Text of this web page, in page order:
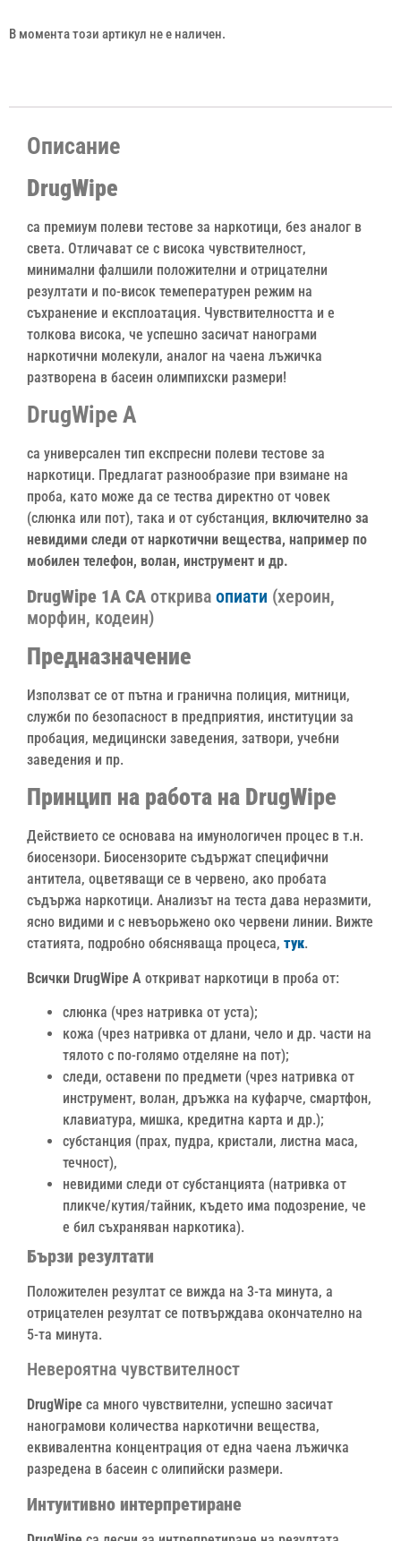
В момента този артикул не е наличен.
Описание
DrugWipe
са премиум полеви тестове за наркотици, без аналог в
света. Отличават се с висока чувствителност,
минимални фалшили положителни и отрицателни
резултати и по-висок темепературен режим на
съхранение и експлоатация. Чувствителността и е
толкова висока, че успешно засичат нанограми
наркотични молекули, аналог на чаена лъжичка
разтворена в басеин олимпихски размери!
DrugWipe А
са универсален тип експресни полеви тестове за
наркотици. Предлагат разнообразие при взимане на
проба, като може да се тества директно от човек
(слюнка или пот), така и от субстанция, включително за
невидими следи от наркотични вещества, например по
мобилен телефон, волан, инструмент и др.
DrugWipe 1А CA открива опиати (хероин,
морфин, кодеин)
Предназначение
Използват се от пътна и гранична полиция, митници,
служби по безопасност в предприятия, институции за
пробация, медицински заведения, затвори, учебни
заведения и пр.
Принцип на работа на DrugWipe
Действието се основава на имунологичен процес в т.н.
биосензори. Биосензорите съдържат специфични
антитела, оцветяващи се в червено, ако пробата
съдържа наркотици. Анализът на теста дава неразмити,
ясно видими и с невъорьжено око червени линии. Вижте
статията, подробно обясняваща процеса, тук.
Всички DrugWipe А откриват наркотици в проба от:
слюнка (чрез натривка от уста);
кожа (чрез натривка от длани, чело и др. части на
тялото с по-голямо отделяне на пот);
следи, оставени по предмети (чрез натривка от
инструмент, волан, дръжка на куфарче, смартфон,
клавиатура, мишка, кредитна карта и др.);
субстанция (прах, пудра, кристали, листна маса,
течност),
невидими следи от субстанцията (натривка от
пликче/кутия/тайник, където има подозрение, че
е бил съхраняван наркотика).
Бързи резултати
Положителен резултат се вижда на 3-та минута, а
отрицателен резултат се потвърждава окончателно на
5-та минута.
Невероятна чувствителност
DrugWipe са много чувствителни, успешно засичат
нанограмови количества наркотични вещества,
еквивалентна концентрация от една чаена лъжичка
разредена в басеин с олипийски размери.
Интуитивно интерпретиране